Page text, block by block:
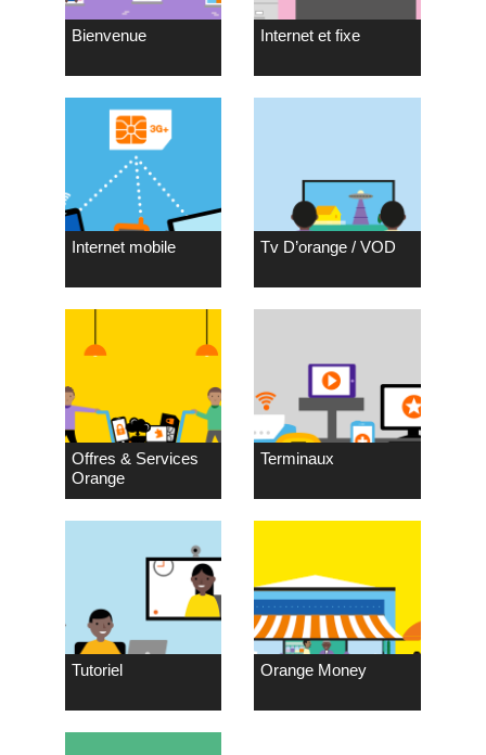
Bienvenue Internet et fixe
Internet mobile Tv D’orange / VOD
Offres & Services
Orange
Terminaux
Tutoriel Orange Money